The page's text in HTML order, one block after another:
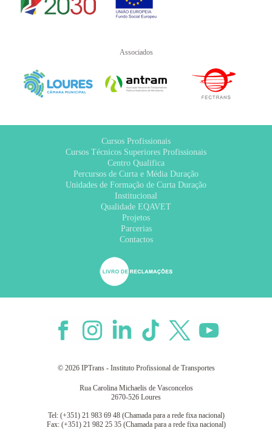
Associados
Cursos Profissionais
Cursos Técnicos Superiores Profissionais
Centro Qualifica
Percursos de Curta e Média Duração
Unidades de Formação de Curta Duração
Institucional
Qualidade EQAVET
Projetos
Parcerias
Contactos
© 2026 IPTrans - Instituto Profissional de Transportes
Rua Carolina Michaelis de Vasconcelos
2670-526 Loures
Tel: (+351) 21 983 69 48 (Chamada para a rede fixa nacional)
Fax: (+351) 21 982 25 35 (Chamada para a rede fixa nacional)